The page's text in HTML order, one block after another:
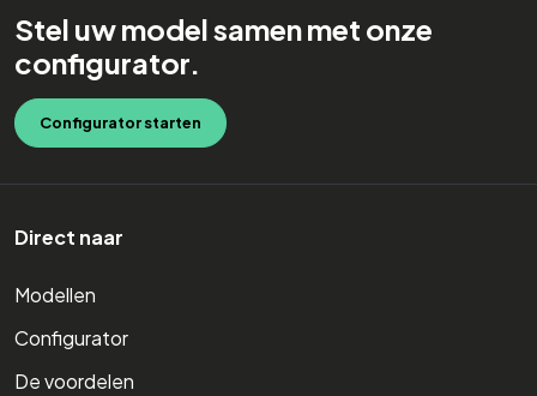
Stel uw model samen met onze
configurator.
Configurator starten
Direct naar
Modellen
Configurator
De voordelen